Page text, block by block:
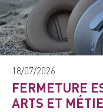
18/07/2026
FERMETURE
ARTS ET